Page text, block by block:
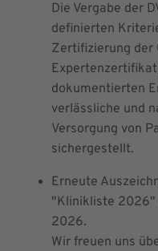
Die Vergabe der
definierten
Zertifizierung der
dokumentierten
verlässliche und
Versorgung von
sichergestellt.
Erneute
"Klinikliste 2026"
2026.
Wir freuen uns